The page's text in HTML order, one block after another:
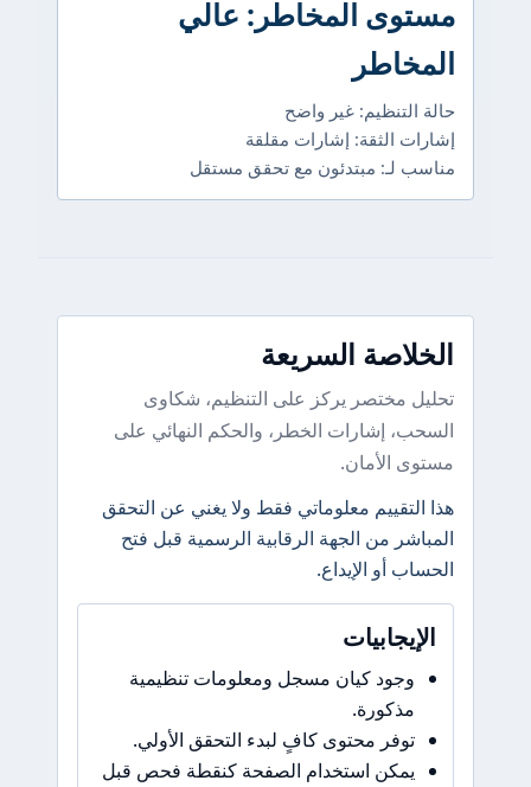
مستوى المخاطر: عالي
المخاطر
حالة التنظيم: غير واضح
إشارات الثقة: إشارات مقلقة
مناسب لـ: مبتدئون مع تحقق مستقل
الخلاصة السريعة
تحليل مختصر يركز على التنظيم، شكاوى
السحب، إشارات الخطر، والحكم النهائي على
مستوى الأمان.
هذا التقييم معلوماتي فقط ولا يغني عن التحقق
المباشر من الجهة الرقابية الرسمية قبل فتح
الحساب أو الإيداع.
الإيجابيات
وجود كيان مسجل ومعلومات تنظيمية
مذكورة.
توفر محتوى كافٍ لبدء التحقق الأولي.
يمكن استخدام الصفحة كنقطة فحص قبل